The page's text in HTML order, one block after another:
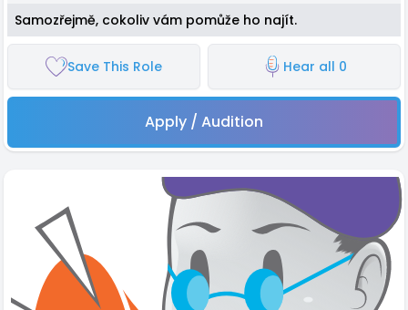
Samozřejmě, cokoliv vám pomůže ho najít.
Save This Role Hear all 0
Apply / Audition